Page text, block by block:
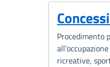
Procedimento
ricreative,